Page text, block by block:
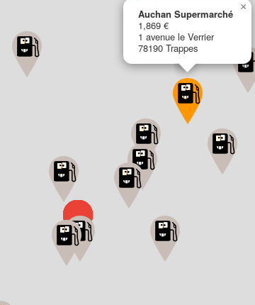
Auchan Supermarché
1,869 €
1 avenue le Verrier
78190 Trappes
×